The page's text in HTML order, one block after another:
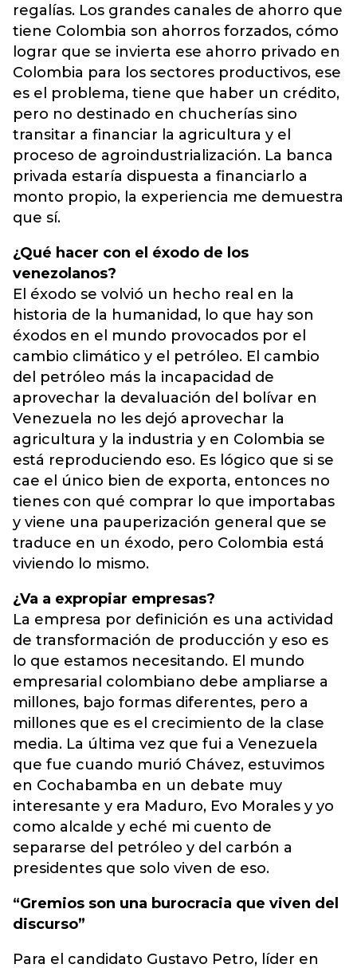
regalías. Los grandes canales de ahorro que
tiene Colombia son ahorros forzados, cómo
lograr que se invierta ese ahorro privado en
Colombia para los sectores productivos, ese
es el problema, tiene que haber un crédito,
pero no destinado en chucherías sino
transitar a financiar la agricultura y el
proceso de agroindustrialización. La banca
privada estaría dispuesta a financiarlo a
monto propio, la experiencia me demuestra
que sí.
¿Qué hacer con el éxodo de los
venezolanos?
El éxodo se volvió un hecho real en la
historia de la humanidad, lo que hay son
éxodos en el mundo provocados por el
cambio climático y el petróleo. El cambio
del petróleo más la incapacidad de
aprovechar la devaluación del bolívar en
Venezuela no les dejó aprovechar la
agricultura y la industria y en Colombia se
está reproduciendo eso. Es lógico que si se
cae el único bien de exporta, entonces no
tienes con qué comprar lo que importabas
y viene una pauperización general que se
traduce en un éxodo, pero Colombia está
viviendo lo mismo.
¿Va a expropiar empresas?
La empresa por definición es una actividad
de transformación de producción y eso es
lo que estamos necesitando. El mundo
empresarial colombiano debe ampliarse a
millones, bajo formas diferentes, pero a
millones que es el crecimiento de la clase
media. La última vez que fui a Venezuela
que fue cuando murió Chávez, estuvimos
en Cochabamba en un debate muy
interesante y era Maduro, Evo Morales y yo
como alcalde y eché mi cuento de
separarse del petróleo y del carbón a
presidentes que solo viven de eso.
“Gremios son una burocracia que viven del
discurso”
Para el candidato Gustavo Petro, líder en